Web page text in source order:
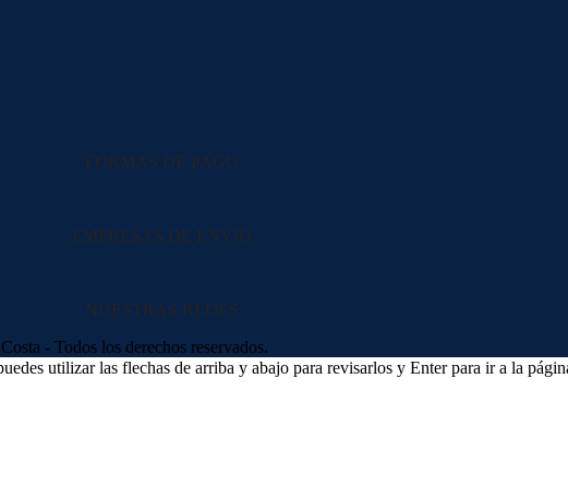
FORMAS DE PAGO
EMPRESAS DE ENVIO
NUESTRAS REDES
- Todos los derechos reservados.
utilizar las flechas de arriba y abajo para revisarlos y Enter para ir a la